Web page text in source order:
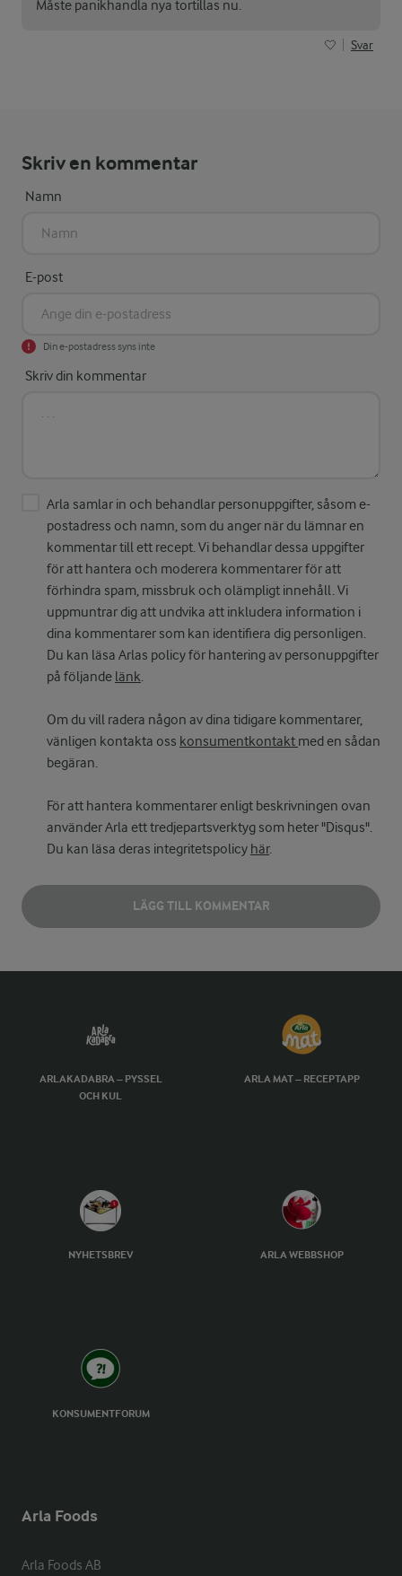
Måste panikhandla nya tortillas nu.
Svar
Skriv en kommentar
Namn
E-post
Din e-postadress syns inte
Skriv din kommentar
Arla samlar in och behandlar personuppgifter, såsom e-
postadress och namn, som du anger när du lämnar en
kommentar till ett recept. Vi behandlar dessa uppgifter
för att hantera och moderera kommentarer för att
förhindra spam, missbruk och olämpligt innehåll. Vi
uppmuntrar dig att undvika att inkludera information i
dina kommentarer som kan identifiera dig personligen.
Du kan läsa Arlas policy för hantering av personuppgifter
på följande länk.
Om du vill radera någon av dina tidigare kommentarer,
vänligen kontakta oss konsumentkontakt med en sådan
begäran.
För att hantera kommentarer enligt beskrivningen ovan
använder Arla ett tredjepartsverktyg som heter "Disqus".
Du kan läsa deras integritetspolicy här.
LÄGG TILL KOMMENTAR
ARLAKADABRA – PYSSEL
OCH KUL
ARLA MAT – RECEPTAPP
NYHETSBREV ARLA WEBBSHOP
KONSUMENTFORUM
Arla Foods
Arla Foods AB